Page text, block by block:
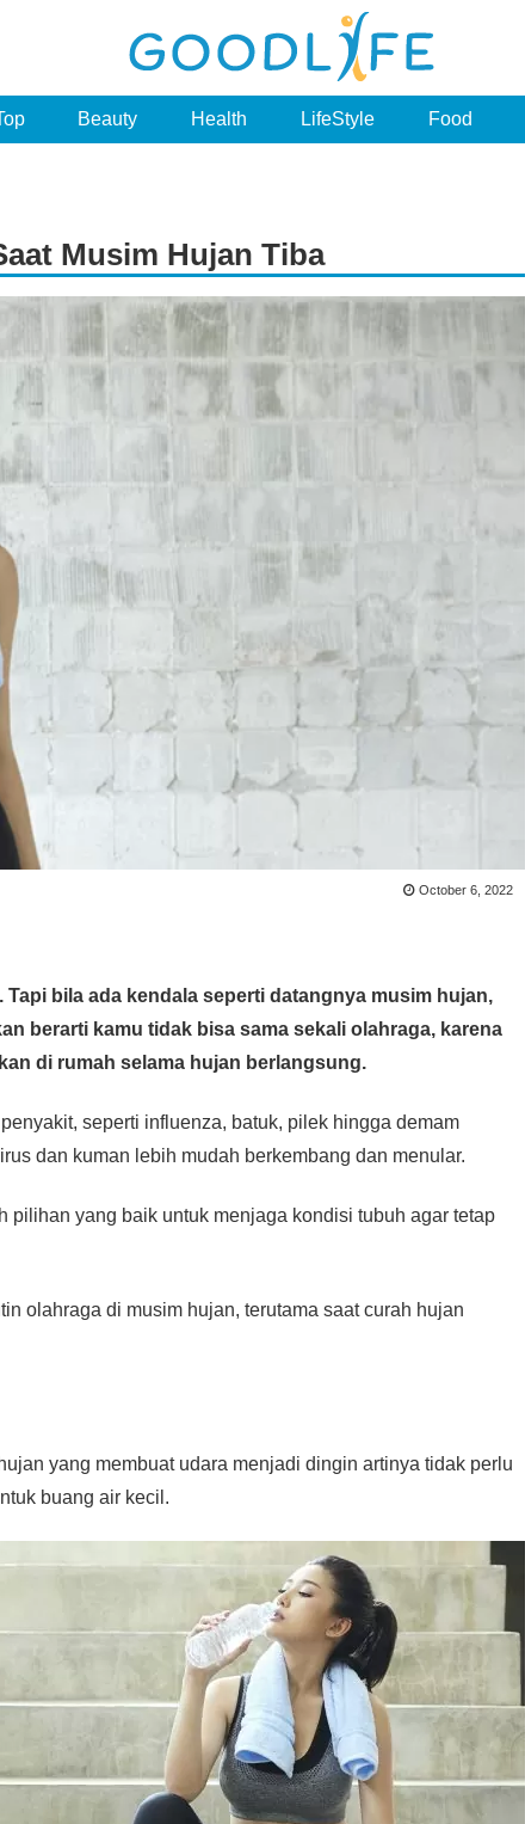
Beauty Health LifeStyle Food
Musim Hujan Tiba
October 6, 2022
bila ada kendala seperti datangnya musim hujan,
berarti kamu tidak bisa sama sekali olahraga, karena
di rumah selama hujan berlangsung.
seperti influenza, batuk, pilek hingga demam
dan kuman lebih mudah berkembang dan menular.
pilihan yang baik untuk menjaga kondisi tubuh agar tetap
olahraga di musim hujan, terutama saat curah hujan
yang membuat udara menjadi dingin artinya tidak perlu
buang air kecil.